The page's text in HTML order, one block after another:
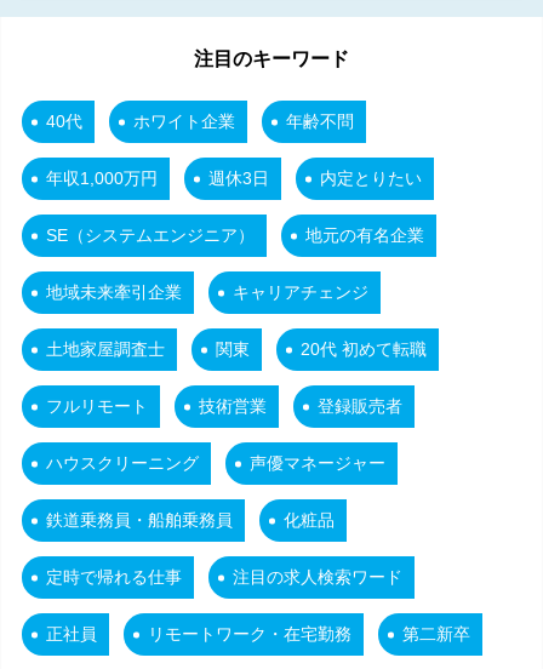
注目のキーワード
40代 ホワイト企業 年齢不問
年収1,000万円 週休3日 内定とりたい
SE（システムエンジニア） 地元の有名企業
地域未来牽引企業 キャリアチェンジ
土地家屋調査士 関東 20代 初めて転職
フルリモート 技術営業 登録販売者
ハウスクリーニング 声優マネージャー
鉄道乗務員・船舶乗務員 化粧品
定時で帰れる仕事 注目の求人検索ワード
正社員 リモートワーク・在宅勤務 第二新卒